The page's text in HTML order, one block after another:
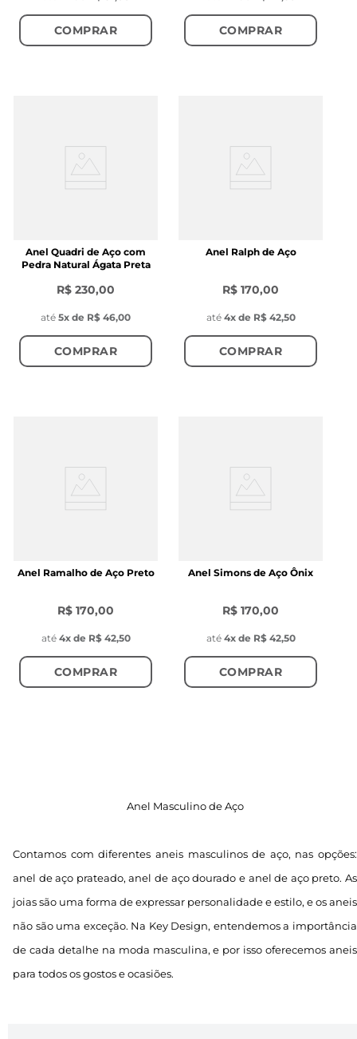
COMPRAR COMPRAR
Anel Quadri de Aço com
Pedra Natural Ágata Preta
R$ 230,00
até 5x de R$ 46,00
COMPRAR
Anel Ralph de Aço
R$ 170,00
até 4x de R$ 42,50
COMPRAR
Anel Ramalho de Aço Preto
R$ 170,00
até 4x de R$ 42,50
COMPRAR
Anel Simons de Aço Ônix
R$ 170,00
até 4x de R$ 42,50
COMPRAR
Anel Masculino de Aço
Contamos com diferentes aneis masculinos de aço, nas opções:
anel de aço prateado, anel de aço dourado e anel de aço preto. As
joias são uma forma de expressar personalidade e estilo, e os aneis
não são uma exceção. Na Key Design, entendemos a importância
de cada detalhe na moda masculina, e por isso oferecemos aneis
para todos os gostos e ocasiões.